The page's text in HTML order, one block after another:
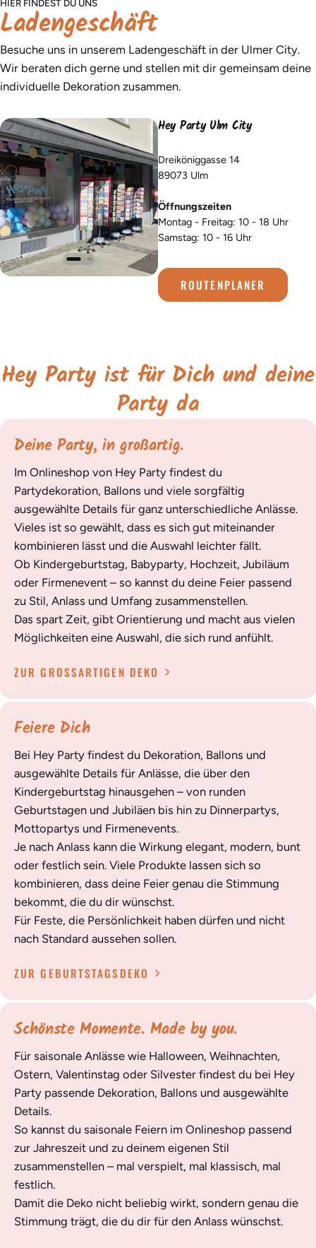
HIER FINDEST DU UNS
Ladengeschäft
Besuche uns in unserem Ladengeschäft in der Ulmer City.
Wir beraten dich gerne und stellen mit dir gemeinsam deine
individuelle Dekoration zusammen.
Hey Party Ulm City
Dreiköniggasse 14
89073 Ulm
Öffnungszeiten
Montag - Freitag: 10 - 18 Uhr
Samstag: 10 - 16 Uhr
ROUTENPLANER
Hey Party ist für Dich und deine
Party da
Deine Party, in großartig.
Im Onlineshop von Hey Party findest du
Partydekoration, Ballons und viele sorgfältig
ausgewählte Details für ganz unterschiedliche Anlässe.
Vieles ist so gewählt, dass es sich gut miteinander
kombinieren lässt und die Auswahl leichter fällt.
Ob Kindergeburtstag, Babyparty, Hochzeit, Jubiläum
oder Firmenevent – so kannst du deine Feier passend
zu Stil, Anlass und Umfang zusammenstellen.
Das spart Zeit, gibt Orientierung und macht aus vielen
Möglichkeiten eine Auswahl, die sich rund anfühlt.
ZUR GROSSARTIGEN DEKO
Feiere Dich
Bei Hey Party findest du Dekoration, Ballons und
ausgewählte Details für Anlässe, die über den
Kindergeburtstag hinausgehen – von runden
Geburtstagen und Jubiläen bis hin zu Dinnerpartys,
Mottopartys und Firmenevents.
Je nach Anlass kann die Wirkung elegant, modern, bunt
oder festlich sein. Viele Produkte lassen sich so
kombinieren, dass deine Feier genau die Stimmung
bekommt, die du dir wünschst.
Für Feste, die Persönlichkeit haben dürfen und nicht
nach Standard aussehen sollen.
ZUR GEBURTSTAGSDEKO
Schönste Momente. Made by you.
Für saisonale Anlässe wie Halloween, Weihnachten,
Ostern, Valentinstag oder Silvester findest du bei Hey
Party passende Dekoration, Ballons und ausgewählte
Details.
So kannst du saisonale Feiern im Onlineshop passend
zur Jahreszeit und zu deinem eigenen Stil
zusammenstellen – mal verspielt, mal klassisch, mal
festlich.
Damit die Deko nicht beliebig wirkt, sondern genau die
Stimmung trägt, die du dir für den Anlass wünschst.